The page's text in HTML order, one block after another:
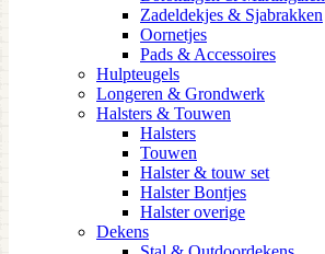
Zadeldekjes & Sjabrakken
Oornetjes
Pads & Accessoires
Hulpteugels
Longeren & Grondwerk
Halsters & Touwen
Halsters
Touwen
Halster & touw set
Halster Bontjes
Halster overige
Dekens